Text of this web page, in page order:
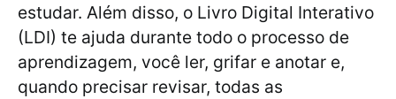
estudar. Além disso, o Livro Digital Interativo
(LDI) te ajuda durante todo o processo de
aprendizagem, você ler, grifar e anotar e,
quando precisar revisar, todas as